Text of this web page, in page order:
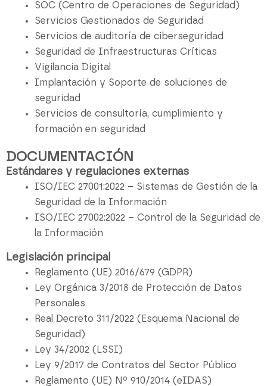
SOC (Centro de Operaciones de Seguridad)
Servicios Gestionados de Seguridad
Servicios de auditoría de ciberseguridad
Seguridad de Infraestructuras Críticas
Vigilancia Digital
Implantación y Soporte de soluciones de
seguridad
Servicios de consultoría, cumplimiento y
formación en seguridad
DOCUMENTACIÓN
Estándares y regulaciones externas
ISO/IEC 27001:2022 – Sistemas de Gestión de la
Seguridad de la Información
ISO/IEC 27002:2022 – Control de la Seguridad de
la Información
Legislación principal
Reglamento (UE) 2016/679 (GDPR)
Ley Orgánica 3/2018 de Protección de Datos
Personales
Real Decreto 311/2022 (Esquema Nacional de
Seguridad)
Ley 34/2002 (LSSI)
Ley 9/2017 de Contratos del Sector Público
Reglamento (UE) Nº 910/2014 (eIDAS)